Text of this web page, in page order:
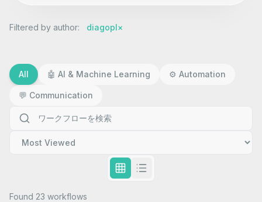
Filtered by author: diagopl×
All 🤖 AI & Machine Learning ⚙️ Automation
💬 Communication
Found 23 workflows